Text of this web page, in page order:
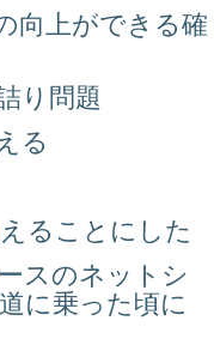
向上ができる確
り問題
る
ることにした
スのネットシ
に乗った頃に